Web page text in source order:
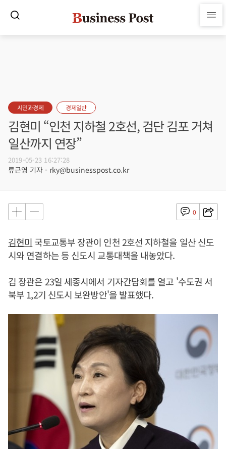
시민과경제 경제일반
김현미 “인천 지하철 2호선, 검단 김포 거쳐
일산까지 연장”
2019-05-23 16:27:28
류근영 기자 - rky@businesspost.co.kr
0
김현미 국토교통부 장관이 인천 2호선 지하철을 일산 신도
시와 연결하는 등 신도시 교통대책을 내놓았다.
김 장관은 23일 세종시에서 기자간담회를 열고 '수도권 서
북부 1,2기 신도시 보완방안'을 발표했다.